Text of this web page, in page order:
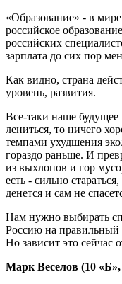
«Образование» - в
российское
российских
зарплата до сих пор
Как видно, страна
уровень, развития.
Все-таки наше
лениться, то ничего
темпами ухудшения
гораздо раньше. И
из выхлопов и гор
есть - сильно
денется и сам не
Нам нужно выбирать
Россию на правильный
Но зависит это сейчас
Марк Веселов (10